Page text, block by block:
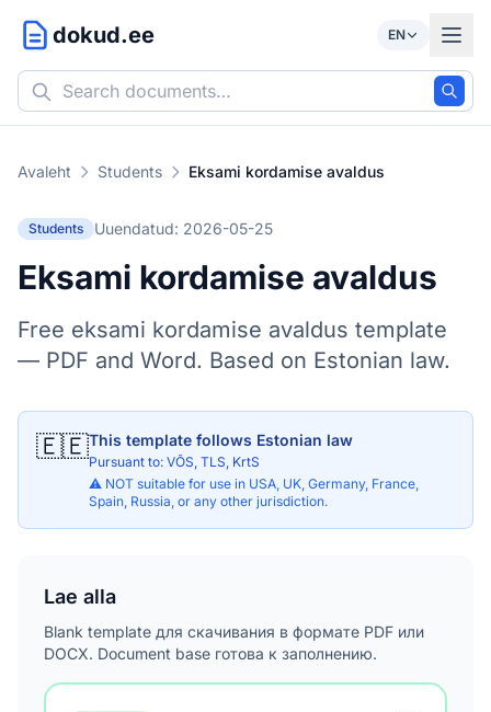
dokud.ee EN
Avaleht Students Eksami kordamise avaldus
Students Uuendatud: 2026-05-25
Eksami kordamise avaldus
Free eksami kordamise avaldus template
— PDF and Word. Based on Estonian law.
🇪🇪This template follows Estonian law
Pursuant to: VÕS, TLS, KrtS
⚠️ NOT suitable for use in USA, UK, Germany, France,
Spain, Russia, or any other jurisdiction.
Lae alla
Blank template для скачивания в формате PDF или
DOCX. Document base готова к заполнению.